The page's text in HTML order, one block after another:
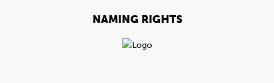
NAMING RIGHTS